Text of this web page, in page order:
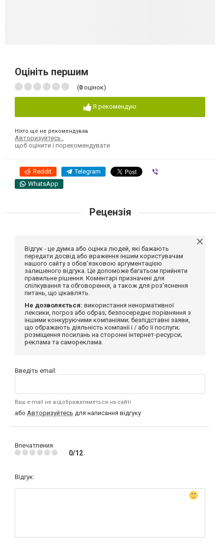
Оцініть першим
(0 оцінок)
Я рекомендую
Ніхто ще не рекомендував
Авторизуйтесь
щоб оцінити і порекомендувати
Reddit Telegram
WhatsApp
Рецензія
Відгук - це думка або оцінка людей, які бажають
передати досвід або враження іншим користувачам
нашого сайту з обов'язковою аргументацією
залишеного відгука. Це допоможе багатьом прийняти
правильне рішення. Коментарі призначені для
спілкування та обговорення, а також для роз'яснення
питань, що цікавлять.
Не дозволяється: використання ненормативної
лексики, погроз або образ; безпосереднє порівняння з
іншими конкуруючими компаніями; безпідставні заяви,
що ображають діяльність компанії і / або її послуги;
розміщення посилань на сторонні інтернет-ресурси;
реклама та самореклама.
Введіть email:
Ваш e-mail не відображатиметься на сайті
або Авторизуйтесь для написання відгуку
Впечатления
0/12
Відгук: